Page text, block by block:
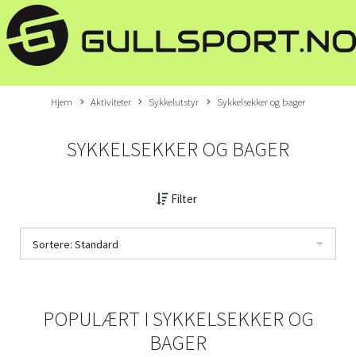
Hjem Aktiviteter Sykkelutstyr Sykkelsekker og bager
SYKKELSEKKER OG BAGER
Filter
Sortere: Standard
POPULÆRT I SYKKELSEKKER OG
BAGER